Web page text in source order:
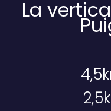
La